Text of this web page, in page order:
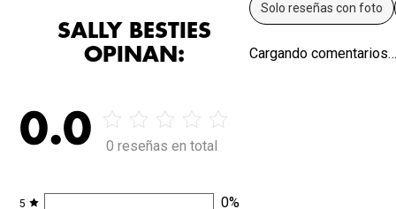
SALLY BESTIES
OPINAN:
0.0 0 reseñas en total
5 0%
Solo reseñas con foto